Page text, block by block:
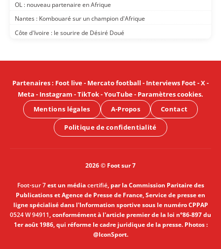
OL : nouveau partenaire en Afrique
Nantes : Kombouaré sur un champion d'Afrique
Côte d'Ivoire : le sourire de Désiré Doué
Partenaires: Foot live- Mercato football - Interviews Foot-X-
Meta - Instagram -TikTok-YouTube- Paramètres cookies.
Mentions légales
A-Propos Contact
Politique de confidentialité
2026 © Foot sur 7
Foot-sur 7est un médiacertifié, par la Commission Paritaire des
Publications et Agence de Presse de France, Service de presse en
ligne spécialisé dans l'Information sportive sous le numéro CPPAP
0524 W 94911, conformément à l'article premier de la loi n°86-897 du
1er août 1986, qui réforme le cadre juridique de la presse. Photos :
@IconSport.